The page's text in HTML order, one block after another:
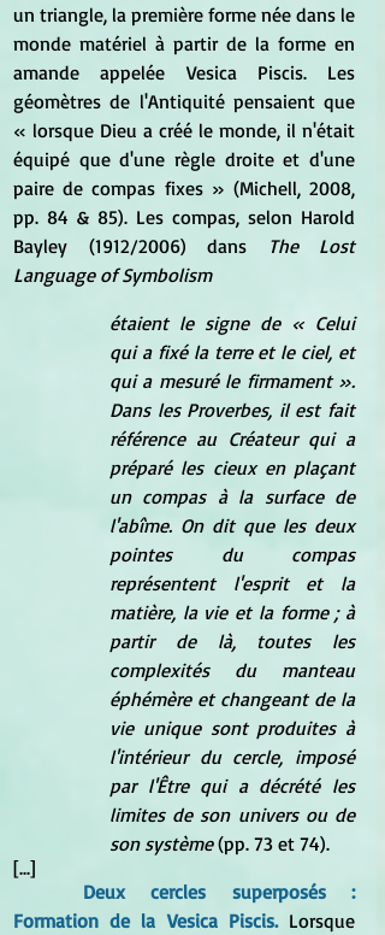
un triangle, la première forme née dans le
monde matériel à partir de la forme en
amande appelée Vesica Piscis. Les
géomètres de l'Antiquité pensaient que
« lorsque Dieu a créé le monde, il n'était
équipé que d'une règle droite et d'une
paire de compas fixes » (Michell, 2008,
pp. 84 & 85). Les compas, selon Harold
Bayley (1912/2006) dans
The Lost
Language of Symbolism
étaient le signe de « Celui
qui a fixé la terre et le ciel, et
qui a mesuré le firmament ».
Dans les Proverbes, il est fait
référence au Créateur qui a
préparé les cieux en plaçant
un compas à la surface de
l'abîme. On dit que les deux
pointes du compas
représentent l'esprit et la
matière, la vie et la forme ; à
partir de là, toutes les
complexités du manteau
éphémère et changeant de la
vie unique sont produites à
l'intérieur du cercle, imposé
par l'Être qui a décrété les
limites de son univers ou de
son système (pp. 73 et 74).
[...]
Deux cercles superposés :
Formation de la Vesica Piscis. Lorsque